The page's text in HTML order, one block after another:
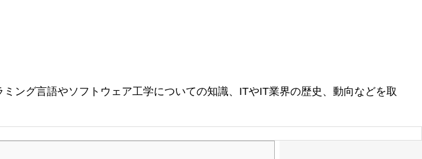
ング言語やソフトウェア工学についての知識、ITやIT業界の歴史、動向などを取